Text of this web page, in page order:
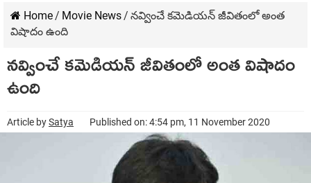
Home/ Movie News/ నవ్వించే కమెడియన్ జీవితంలో అంత
విషాదం ఉంది
నవ్వించే కమెడియన్ జీవితంలో అంత విషాదం
ఉంది
Article bySatya Published on: 4:54 pm, 11 November 2020